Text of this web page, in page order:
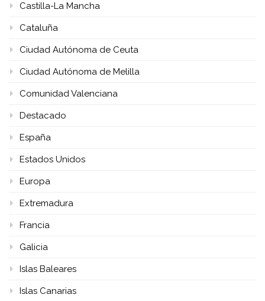
Castilla-La Mancha
Cataluña
Ciudad Autónoma de Ceuta
Ciudad Autónoma de Melilla
Comunidad Valenciana
Destacado
España
Estados Unidos
Europa
Extremadura
Francia
Galicia
Islas Baleares
Islas Canarias